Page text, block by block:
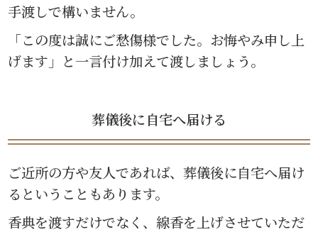
手渡しで構いません。
「この度は誠にご愁傷様でした。お悔やみ申し上
げます」と一言付け加えて渡しましょう。
葬儀後に自宅へ届ける
ご近所の方や友人であれば、葬儀後に自宅へ届け
るということもあります。
香典を渡すだけでなく、線香を上げさせていただ